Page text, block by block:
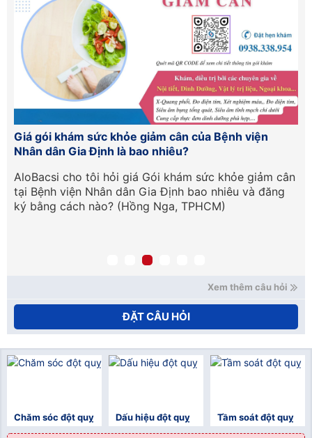
cân
Chi phí gói tầm soát đột quỵ não tại Bệnh viện
Trường Đại học Y Dược Cần Thơ là bao nhiêu?
Cho tôi hỏi tại Bệnh viện Trường Đại học Y Dược Cần
Thơ tầm soát đột quỵ não giá bao nhiêu giá bao
nhiêu và được kiểm tra những vấn đề gì ạ?
Xem thêm câu hỏi
ĐẶT CÂU HỎI
Chăm sóc đột quỵ Dấu hiệu đột quỵ Tầm soát đột quỵ